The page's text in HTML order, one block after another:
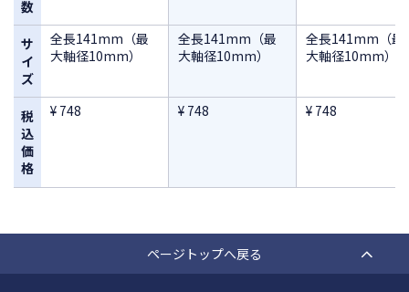
数
サ
イ
ズ
税
込
価
格
全長141mm（最
大軸径10mm）
¥ 748
全長141mm（最
大軸径10mm）
¥ 748
全長141mm（最
大軸径10mm）
¥ 748
ページトップへ戻る